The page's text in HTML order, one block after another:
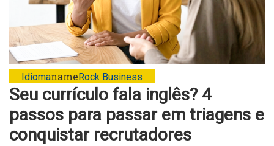
Idiomaname Rock Business
Seu currículo fala inglês? 4
passos para passar em triagens e
conquistar recrutadores